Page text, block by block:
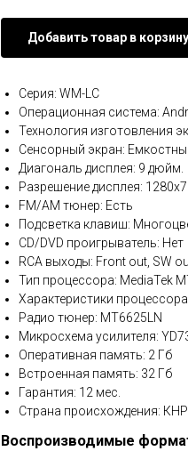
Добавить товар в корзину
Серия: WM-LC
Операционная система:
Технология изготовления
Сенсорный экран:
Диагональ дисплея: 9 дюйм.
Разрешение дисплея:
FM/AM тюнер: Есть
Подсветка клавиш:
CD/DVD проигрыватель: Нет
RCA выходы: Front out, SW
Тип процессора: MediaTek
Характеристики
Радио тюнер: MT6625LN
Микросхема усилителя:
Оперативная память: 2 Гб
Встроенная память: 32 Гб
Гарантия: 12 мес.
Страна происхождения: КНР
Воспроизводимые